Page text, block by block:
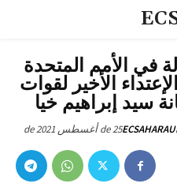
في الأمم المتحدة
الأخير لقوات
سيد إبراهيم خيا
25 de أغسطس de 2021